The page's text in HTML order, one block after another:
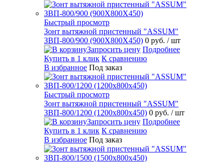
Быстрый просмотр
Зонт вытяжной пристенный "ASSUM"
ЗВП-800/900 (900Х800Х450) 0 руб. / шт
Запросить цену Подробнее
Купить в 1 клик К сравнению
В избранное Под заказ
Быстрый просмотр
Зонт вытяжной пристенный "ASSUM"
ЗВП-800/1200 (1200х800х450) 0 руб. / шт
Запросить цену Подробнее
Купить в 1 клик К сравнению
В избранное Под заказ